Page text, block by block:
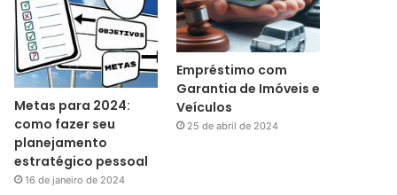
Metas para 2024:
como fazer seu
planejamento
estratégico pessoal
16 de janeiro de 2024
Empréstimo com
Garantia de Imóveis e
Veículos
25 de abril de 2024